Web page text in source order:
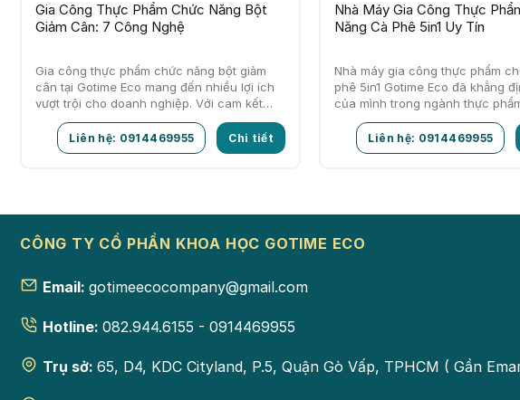
Gia Công Thực Phẩm Chức Năng Bột
Giảm Cân: 7 Công Nghệ
Gia công thực phẩm chức năng bột giảm
cân tại Gotime Eco mang đến nhiều lợi ích
vượt trội cho doanh nghiệp. Với cam kết
chất lượng cao,…
Liên hệ: 0914469955 Chi tiết
Nhà Máy Gia Công Thực
Năng Cà Phê 5in1 Uy Tín
Nhà máy gia công thực phẩm
phê 5in1 Gotime Eco đã khẳng
của mình trong ngành thực
chất lượng…
Liên hệ: 0914469955
CÔNG TY CỔ PHẦN KHOA HỌC GOTIME ECO
Email: gotimeecocompany@gmail.com
Hotline: 082.944.6155 - 0914469955
Trụ sở: 65, D4, KDC Cityland, P.5, Quận Gò Vấp, TPHCM ( Gần